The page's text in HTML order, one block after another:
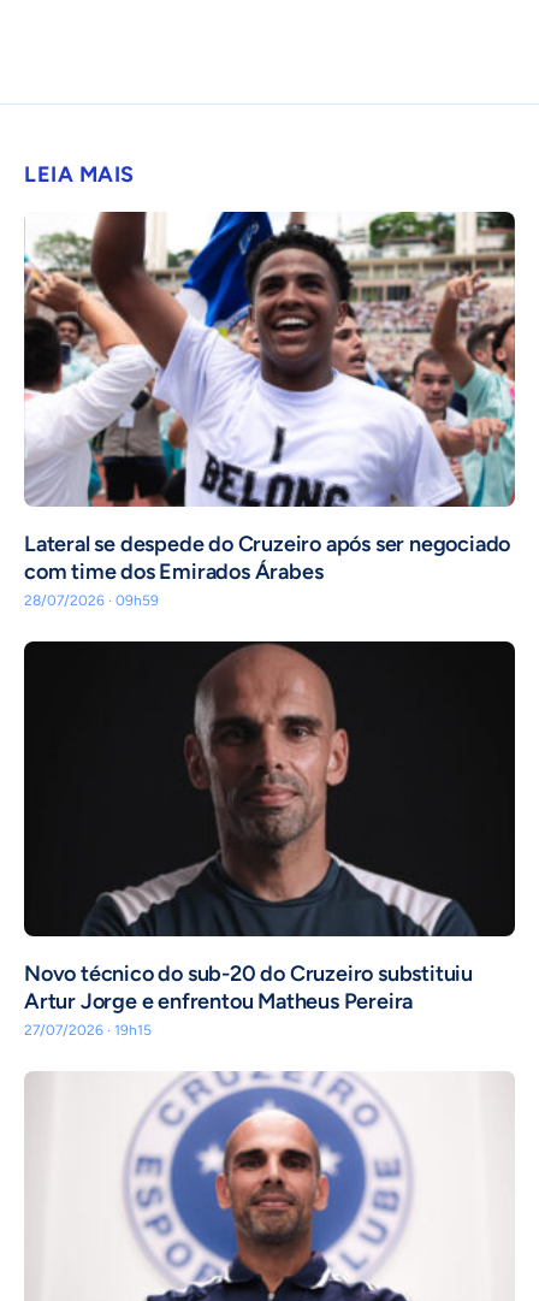
LEIA MAIS
Lateral se despede do Cruzeiro após ser negociado
com time dos Emirados Árabes
28/07/2026 · 09h59
Novo técnico do sub-20 do Cruzeiro substituiu
Artur Jorge e enfrentou Matheus Pereira
27/07/2026 · 19h15